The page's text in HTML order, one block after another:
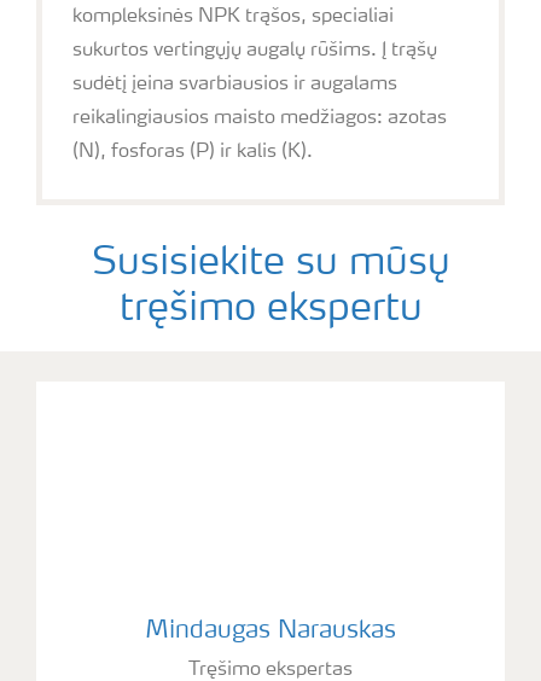
kompleksinės NPK trąšos, specialiai
sukurtos vertingųjų augalų rūšims. Į trąšų
sudėtį įeina svarbiausios ir augalams
reikalingiausios maisto medžiagos: azotas
(N), fosforas (P) ir kalis (K).
Susisiekite su mūsų
tręšimo ekspertu
Mindaugas Narauskas
Tręšimo ekspertas